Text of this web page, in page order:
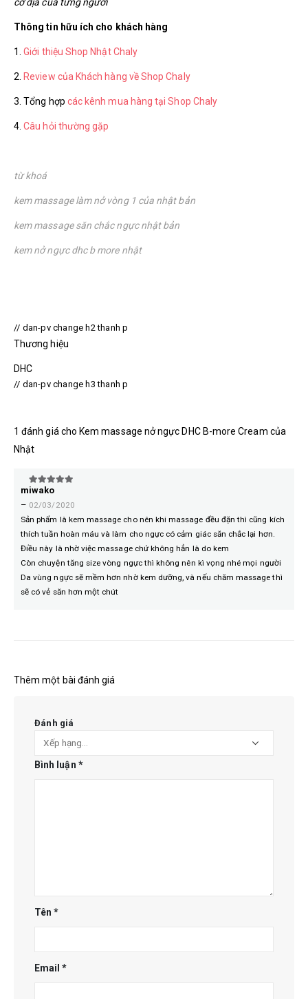
Thông tin hữu ích cho khách hàng
1.Giới thiệu Shop Nhật Chaly
2. Review của Khách hàng về Shop Chaly
3. Tổng hợp các kênh mua hàng tại Shop Chaly
4.Câu hỏi thường gặp
từ khoá
kem massage làm nở vòng 1 của nhật bản
kem massage săn chắc ngực nhật bản
kem nở ngực dhc b more nhật
// dan-pv change h2 thanh p
Thương hiệu
DHC
// dan-pv change h3 thanh p
1 đánh giá cho Kem massage nở ngực DHC B-more Cream của
Nhật
5trên 5
miwako
– 02/03/2020
Sản phẩm là kem massage cho nên khi massage đều đặn thì cũng kích
thích tuần hoàn máu và làm cho ngực có cảm giác săn chắc lại hơn.
Điều này là nhờ việc massage chứ không hẳn là do kem
Còn chuyện tăng size vòng ngực thì không nên kì vọng nhé mọi người
Da vùng ngực sẽ mềm hơn nhờ kem dưỡng, và nếu chăm massage thì
sẽ có vẻ săn hơn một chút
Thêm một bài đánh giá
Đánh giá
Bình luận *
Tên*
Email*